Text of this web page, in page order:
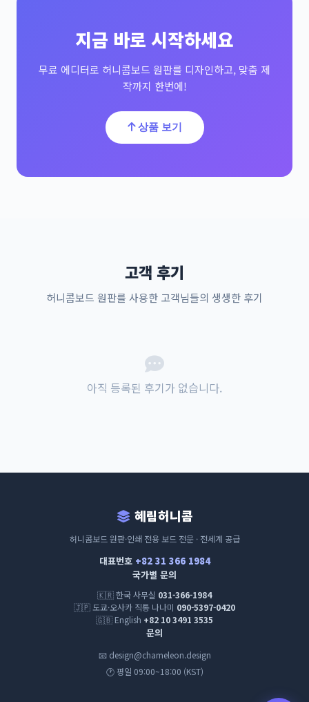
지금 바로 시작하세요
무료 에디터로 허니콤보드 원판를 디자인하고, 맞춤 제
작까지 한번에!
상품 보기
고객 후기
허니콤보드 원판를 사용한 고객님들의 생생한 후기
아직 등록된 후기가 없습니다.
혜림허니콤
허니콤보드 원판·인쇄 전용 보드 전문 · 전세계 공급
대표번호 +82 31 366 1984
국가별 문의
🇰🇷한국 사무실 031-366-1984
🇯🇵도쿄·오사카 직통 나나미 090-5397-0420
🇬🇧 English +82 10 3491 3535
문의
📧 design@chameleon.design
🕐 평일 09:00~18:00 (KST)